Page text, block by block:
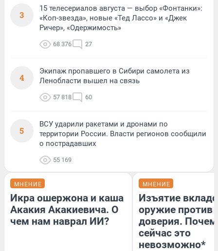
3
15 телесериалов августа — выбор «Фонтанки»:
«Коп-звезда», новые «Тед Лассо» и «Джек
Ричер», «Одержимость»
68 376 27
4
Экипаж пропавшего в Сибири самолета из
Ленобласти вышел на связь
57 818 60
5
ВСУ ударили ракетами и дронами по
территории России. Власти регионов сообщили
о пострадавших
55 169
МНЕНИЕ
Икра ошержона и каша
Акакия Акакиевича. О
чем нам наврал ИИ?
МНЕНИЕ
Изъятие
оружие против
доверия.
сейчас это
невозможно*